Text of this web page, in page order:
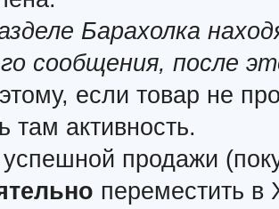
Барахолка
сообщения, после
если товар не
там активность.
продажи
переместить в